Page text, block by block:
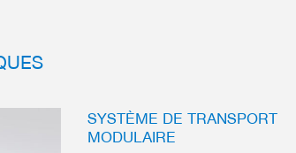
SYSTÈME DE TRANSPORT
MODULAIRE